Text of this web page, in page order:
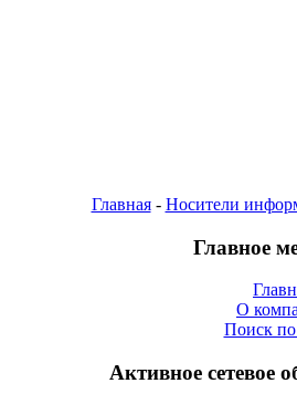
Главная- Носители
Главное
О
Поиск по
Активное сетевое